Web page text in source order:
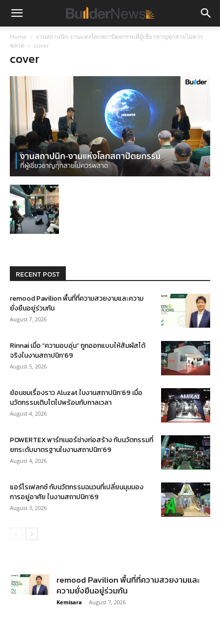
Home
งานสถาปนิก-งานแห่งโลกสถาปัตยกรรมที่ผู้เชี่ยวชาญทุกสายไม่ควร
พลาด
cover
cover
RECENT POST
remood Pavilion พื้นที่ที่ความสวยงามและความ
ยั่งยืนอยู่ร่วมกัน
August 7, 2026
Rinnai เมื่อ “ความอบอุ่น” ถูกออกแบบให้สัมผัสได้
จริงในงานสถาปนิก’69
August 5, 2026
ย้อนชมเรื่องราว Aluzat ในงานสถาปนิก’69 เมื่อ
นวัตกรรมเติบโตไปพร้อมกับกาลเวลา
August 4, 2026
POWERTEX พาร์ทเนอร์ช่างก่อสร้าง กับนวัตกรรมที่
ยกระดับมาตรฐานในงานสถาปนิก’69
August 4, 2026
แอร์โรเฟลกซ์ กับนวัตกรรมฉนวนที่เปลี่ยนมุมมอง
การอยู่อาศัย ในงานสถาปนิก’69
August 3, 2026
remood Pavilion พื้นที่ที่ความสวยงามและ
ความยั่งยืนอยู่ร่วมกัน
Kemisara - August 7, 2026